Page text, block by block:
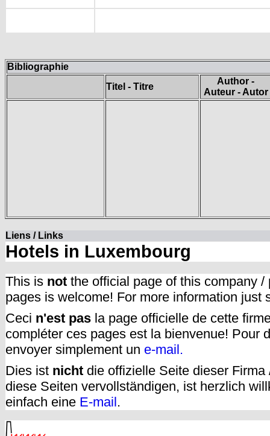
Bibliographie
Titel - Titre
Author -
Auteur - Autor
Liens / Links
Hotels in Luxembourg
This is not the official page of this company
pages is welcome! For more information just
Ceci n'est pas la page officielle de cette
compléter ces pages est la bienvenue! Pour
envoyer simplement un e-mail.
Dies ist nicht die offizielle Seite dieser
diese Seiten vervollständigen, ist herzlich
einfach eine E-mail.